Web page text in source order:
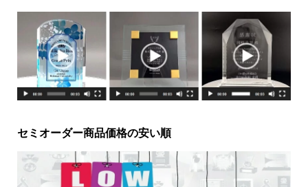
セミオーダー商品価格の安い順